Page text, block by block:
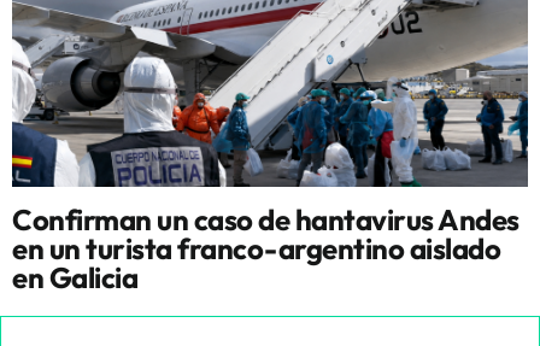
Confirman un caso de hantavirus Andes
en un turista franco-argentino aislado
en Galicia